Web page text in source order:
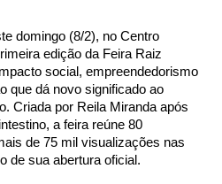
domingo (8/2), no Centro
edição da Feira Raiz
social, empreendedorismo
que dá novo significado ao
Criada por Reila Miranda após
a feira reúne 80
de 75 mil visualizações nas
de sua abertura oficial.